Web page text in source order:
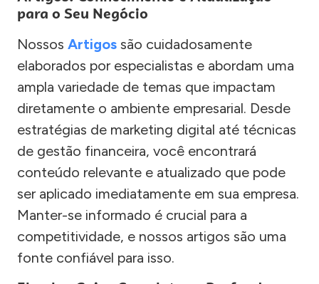
para o Seu Negócio
Nossos Artigos são cuidadosamente
elaborados por especialistas e abordam uma
ampla variedade de temas que impactam
diretamente o ambiente empresarial. Desde
estratégias de marketing digital até técnicas
de gestão financeira, você encontrará
conteúdo relevante e atualizado que pode
ser aplicado imediatamente em sua empresa.
Manter-se informado é crucial para a
competitividade, e nossos artigos são uma
fonte confiável para isso.